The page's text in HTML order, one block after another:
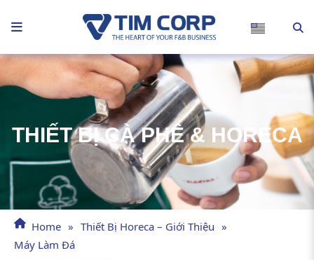
tới
dung
THIẾT BỊ CÀ PHÊ & HORECA
Home » Thiết Bị Horeca – Giới Thiệu »
Máy Làm Đá